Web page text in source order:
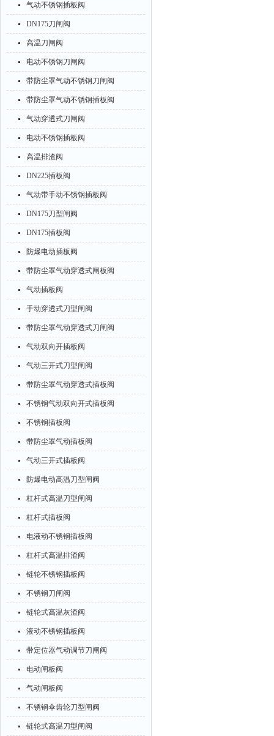
气动不锈钢插板阀
DN175刀闸阀
高温刀闸阀
电动不锈钢刀闸阀
带防尘罩气动不锈钢刀闸阀
带防尘罩气动不锈钢插板阀
气动穿透式刀闸阀
电动不锈钢插板阀
高温排渣阀
DN225插板阀
气动带手动不锈钢插板阀
DN175刀型闸阀
DN175插板阀
防爆电动插板阀
带防尘罩气动穿透式闸板阀
气动插板阀
手动穿透式刀型闸阀
带防尘罩气动穿透式刀闸阀
气动双向开插板阀
气动三开式刀型闸阀
带防尘罩气动穿透式插板阀
不锈钢气动双向开式插板阀
不锈钢插板阀
带防尘罩气动插板阀
气动三开式插板阀
防爆电动高温刀型闸阀
杠杆式高温刀型闸阀
杠杆式插板阀
电液动不锈钢插板阀
杠杆式高温排渣阀
链轮不锈钢插板阀
不锈钢刀闸阀
链轮式高温灰渣阀
液动不锈钢插板阀
带定位器气动调节刀闸阀
电动闸板阀
气动闸板阀
不锈钢伞齿轮刀型闸阀
链轮式高温刀型闸阀